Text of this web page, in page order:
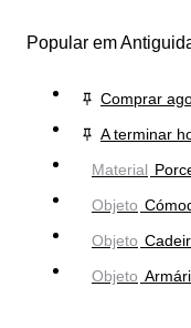
Popular em
Comprar
A terminar
Material
Objeto
Objeto
Objeto